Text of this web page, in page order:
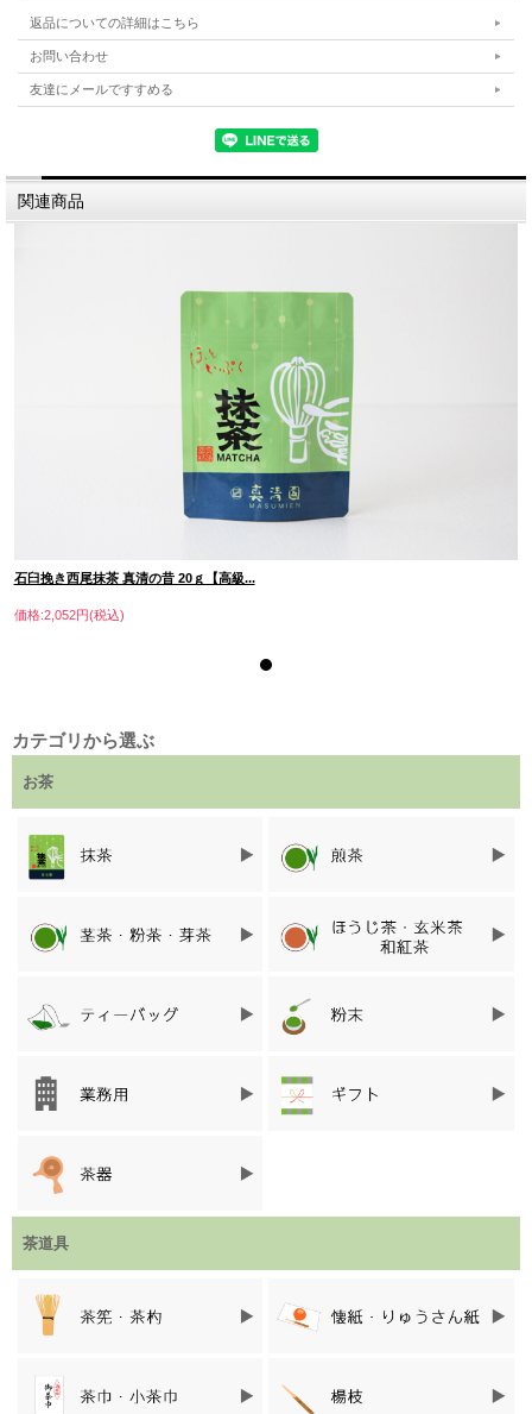
し、見た目にも美しくありません。
点てる前にひと手間、抹茶をふるいにかけてから点てましょう。
このひと手間が美味しさの秘訣です。
抹茶のダマの原因は、「静電気」「振動」「湿気」
帯びやすく、細かく挽き上げれば上げるほど、ダマになりやすく
静電気の起きやすい乾燥した時期は特に注意が必要です。
さらに、抹茶は微粉末であることから、揺すった時に起こるわず
真夏や長期間使わない時は、冷蔵庫で保管することが多いと思い
冷蔵庫から出して、常温に戻らないまま袋や缶を開けてしまう
と、温度差で結露が起き、一気に抹茶が湿気を吸収して固まって
冷蔵庫から出した抹茶は、必ず常温に戻ってから、開封しましょ
う。
返品についての詳細はこちら
お問い合わせ
友達にメールですすめる
関連商品
石臼挽き西尾抹茶 真清の昔 20ｇ【高級...
価格:2,052円(税込)
カテゴリから選ぶ
お茶
茶道具